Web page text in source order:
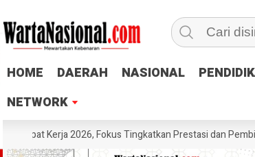
HOME DAERAH NASIONAL
NETWORK
HOME DAERAH NASIONAL
NETWORK
2026, Fokus Tingkatkan Prestasi dan Pembinaan